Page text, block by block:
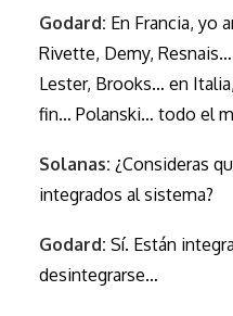
Godard: En Francia, yo
Rivette, Demy,
Lester, Brooks… en
fin… Polanski… todo el
Solanas: ¿Consideras
integrados al sistema?
Godard: Sí. Están
desintegrarse…